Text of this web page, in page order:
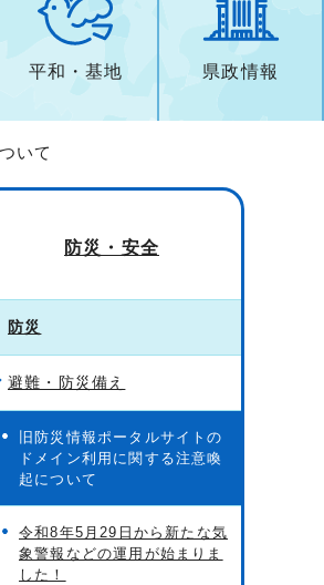
平和・基地 県政情報
いて
防災・安全
防災
避難・防災備え
旧防災情報ポータルサイトの
ドメイン利用に関する注意喚
起について
令和8年5月29日から新たな気
象警報などの運用が始まりま
した！